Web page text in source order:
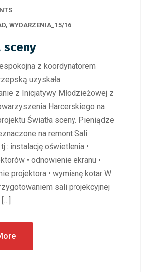
, WYDARZENIA_15/16
sceny
z koordynatorem
uzyskała
z Inicjatywy Młodzieżowej z
Harcerskiego na
Światła sceny. Pieniądze
na remont Sali
instalację oświetlenia •
• odnowienie ekranu •
projektora • wymianę kotar W
sali projekcyjnej